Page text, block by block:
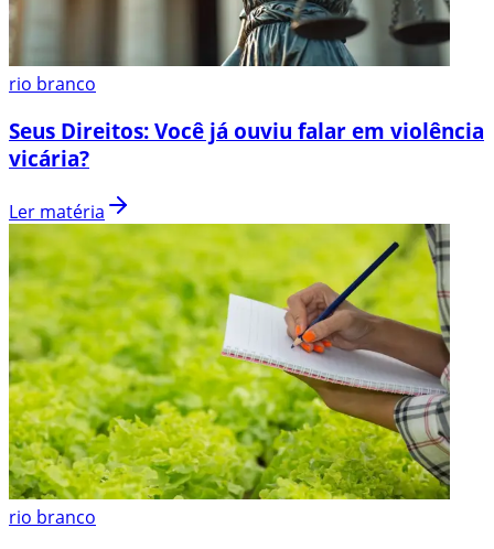
rio branco
Seus Direitos: Você já ouviu falar em violência
vicária?
Ler matéria
rio branco